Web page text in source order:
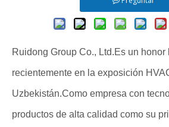
Ruidong Group Co., Ltd.Es un
recientemente en la exposición
Uzbekistán.Como empresa con
productos de alta calidad como su